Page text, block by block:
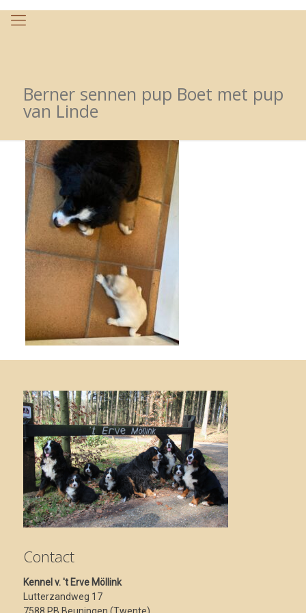
Berner sennen pup Boet met pup
van Linde
Contact
Kennel v. 't Erve Möllink
Lutterzandweg 17